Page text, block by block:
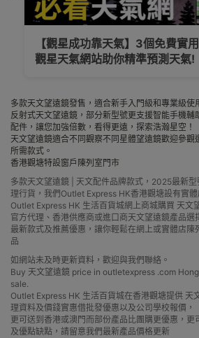
【觀星成功靠天氣】3個免費實
觀星天氣網站助你精準預測天氣!
多款天文望遠鏡發售，適合新手入門級和專業級使
反射式天文望遠鏡，部分新型號更支援智能手機輔
配件，讓您加強倍數，看得更遠，探索浩瀚星空！
天文望遠鏡適合不同觀察不同星體望遠鏡歡迎參觀
所需款式。
香港觀塘特設窗戶陳列室門市
多款天文望遠鏡 | 天文配件品牌款式，2025最新
理行貨，我們Outlet Express HK香港觀塘設有實
Outlet Express HK 生活百貨城網上商城購買 天文
官方代理、香港供應商或進口商天文望遠鏡產品選
最新款式及推薦優惠，讓你輕鬆在網上或實體店陳
品
如網站未及時更新資料，歡迎與我們聯絡。
Buy 天文望遠鏡 price in outletexpress .com
sale.
Outlet Express HK 生活百貨城在香港觀塘提供 天
理資料及價錢實惠借批發優惠以及公司學校報價，
更可送到香港或澳門而部份產品比團購更優惠，更
及優點缺點，請留意我們最新產品價格更新